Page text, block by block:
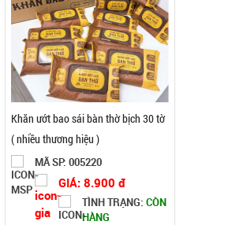
Khăn ướt bao sái bàn thờ bịch 30 tờ
( nhiều thương hiệu )
MÃ SP: 005220
GIÁ: 8.900 đ
TÌNH TRẠNG: CÒN
HÀNG